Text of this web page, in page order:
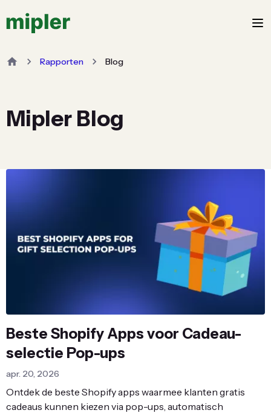
Rapporten Blog
Mipler Blog
Beste Shopify Apps voor Cadeau-
selectie Pop-ups
apr. 20, 2026
Ontdek de beste Shopify apps waarmee klanten gratis
cadeaus kunnen kiezen via pop-ups, automatisch